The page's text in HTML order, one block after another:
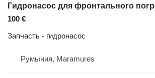
100 €
Запчасть - гидронасос
Румыния, Maramures